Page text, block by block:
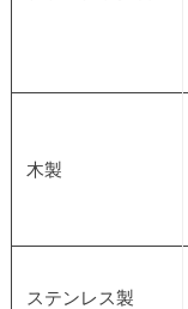
木製
ステンレス製